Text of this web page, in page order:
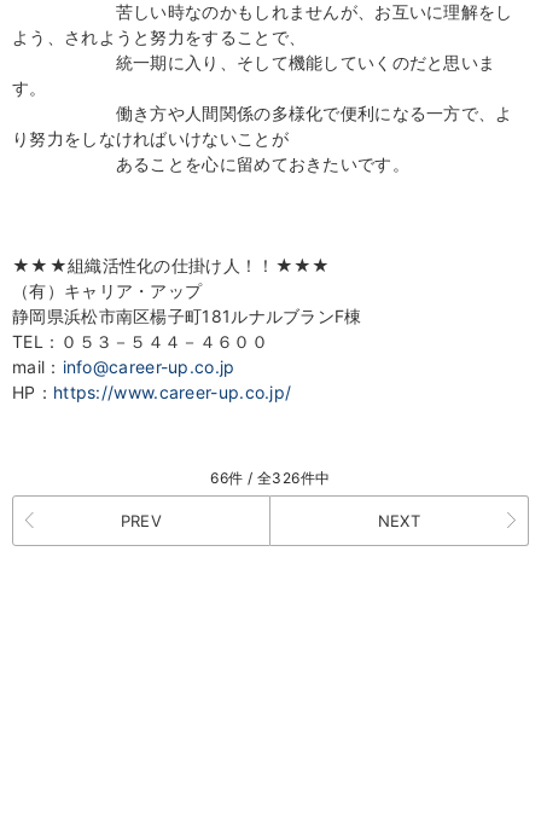
苦しい時なのかもしれませんが、お互いに理解をし
よう、されようと努力をすることで、
統一期に入り、そして機能していくのだと思いま
す。
働き方や人間関係の多様化で便利になる一方で、よ
り努力をしなければいけないことが
あることを心に留めておきたいです。
★★★組織活性化の仕掛け人！！★★★
（有）キャリア・アップ
静岡県浜松市南区楊子町181ルナルブランF棟
TEL：０５３－５４４－４６００
mail： info@career-up.co.jp
HP： https://www.career-up.co.jp/
66件 / 全326件中
PREV NEXT